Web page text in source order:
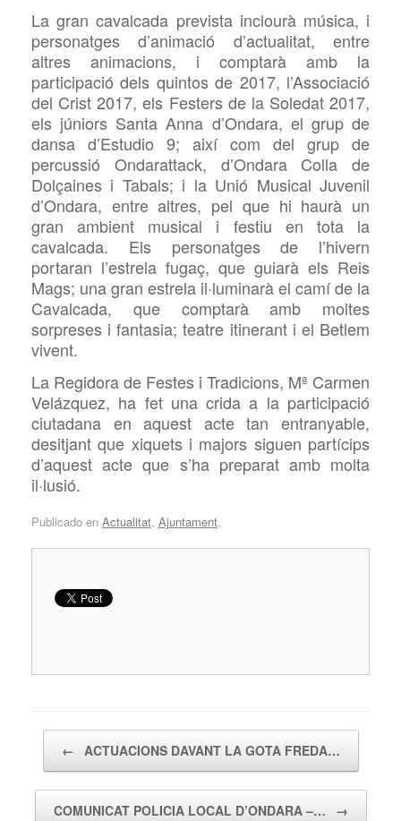
La gran cavalcada prevista inclourà música, i
personatges d’animació d’actualitat, entre
altres animacions, i comptarà amb la
participació dels quintos de 2017, l’Associació
del Crist 2017, els Festers de la Soledat 2017,
els júniors Santa Anna d’Ondara, el grup de
dansa d’Estudio 9; així com del grup de
percussió Ondarattack, d’Ondara Colla de
Dolçaines i Tabals; i la Unió Musical Juvenil
d’Ondara, entre altres, pel que hi haurà un
gran ambient musical i festiu en tota la
cavalcada. Els personatges de l’hivern
portaran l’estrela fugaç, que guiarà els Reis
Mags; una gran estrela il·luminarà el camí de la
Cavalcada, que comptarà amb moltes
sorpreses i fantasia; teatre itinerant i el Betlem
vivent.
La Regidora de Festes i Tradicions, Mª Carmen
Velázquez, ha fet una crida a la participació
ciutadana en aquest acte tan entranyable,
desitjant que xiquets i majors siguen partícips
d’aquest acte que s’ha preparat amb molta
il·lusió.
Publicado en Actualitat, Ajuntament.
← ACTUACIONS DAVANT LA GOTA FREDA…
COMUNICAT POLICIA LOCAL D’ONDARA –… →